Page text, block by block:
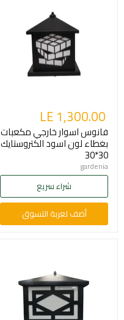
LE 1,300.00
فانوس اسوار خارجي مكعبات
بغطاء لون اسود الكتروستايك
30*30
gardenia
شراء سريع
أضف لعربة التسوق